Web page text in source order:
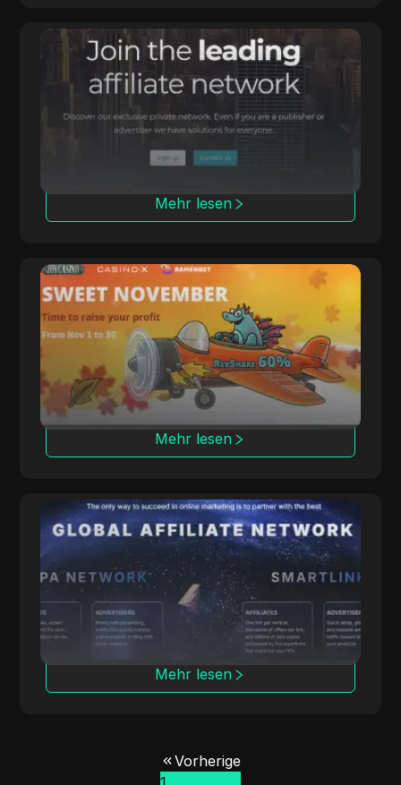
Affmine
Affmine konzentriert sich auf
hochkonvertierende Kampagnen mit
analytikbasierten Lösungen und
Angebotswänden.
Mehr lesen
PoshFriends
PoshFriends arbeitet mit führenden Casino-
Marken zusammen und bietet hybride
Provisionsmodelle an.
Mehr lesen
ClickDealer
ClickDealer verbessert den ROI von
Kampagnen durch mehrere Verticals,
einschließlich E-Commerce und Gesundheit.
Mehr lesen
Vorherige